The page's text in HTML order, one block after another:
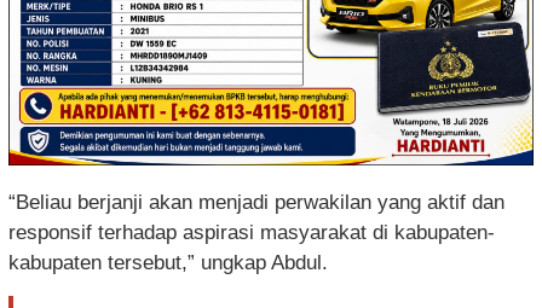
“Beliau berjanji akan menjadi perwakilan yang aktif dan
responsif terhadap aspirasi masyarakat di kabupaten-
kabupaten tersebut,” ungkap Abdul.